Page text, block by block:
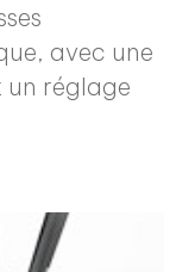
avec une
réglage